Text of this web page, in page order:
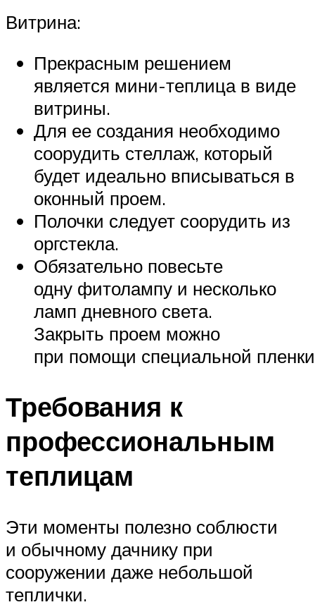
Витрина:
Прекрасным решением
является мини-теплица в виде
витрины.
Для ее создания необходимо
соорудить стеллаж, который
будет идеально вписываться в
оконный проем.
Полочки следует соорудить из
оргстекла.
Обязательно повесьте
одну фитолампу и несколько
ламп дневного света.
Закрыть проем можно
при помощи специальной
Требования к
профессиональным
теплицам
Эти моменты полезно соблюсти
и обыч­ному дачнику при
сооружении даже не­большой
теплички.